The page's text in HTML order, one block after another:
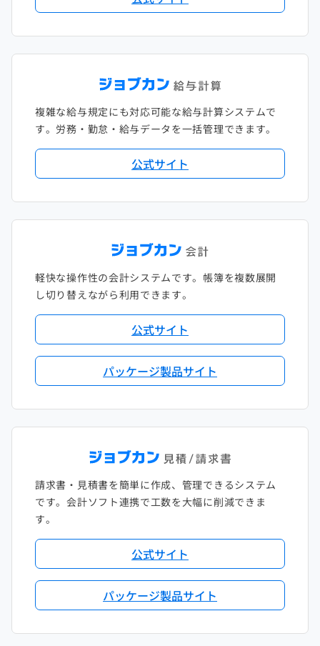
複雑な給与規定にも対応可能な給与計算システムで
す。労務・勤怠・給与データを一括管理できます。
公式サイト
軽快な操作性の会計システムです。帳簿を複数展開
し切り替えながら利用できます。
公式サイト
パッケージ製品サイト
請求書・見積書を簡単に作成、管理できるシステム
です。会計ソフト連携で工数を大幅に削減できま
す。
公式サイト
パッケージ製品サイト